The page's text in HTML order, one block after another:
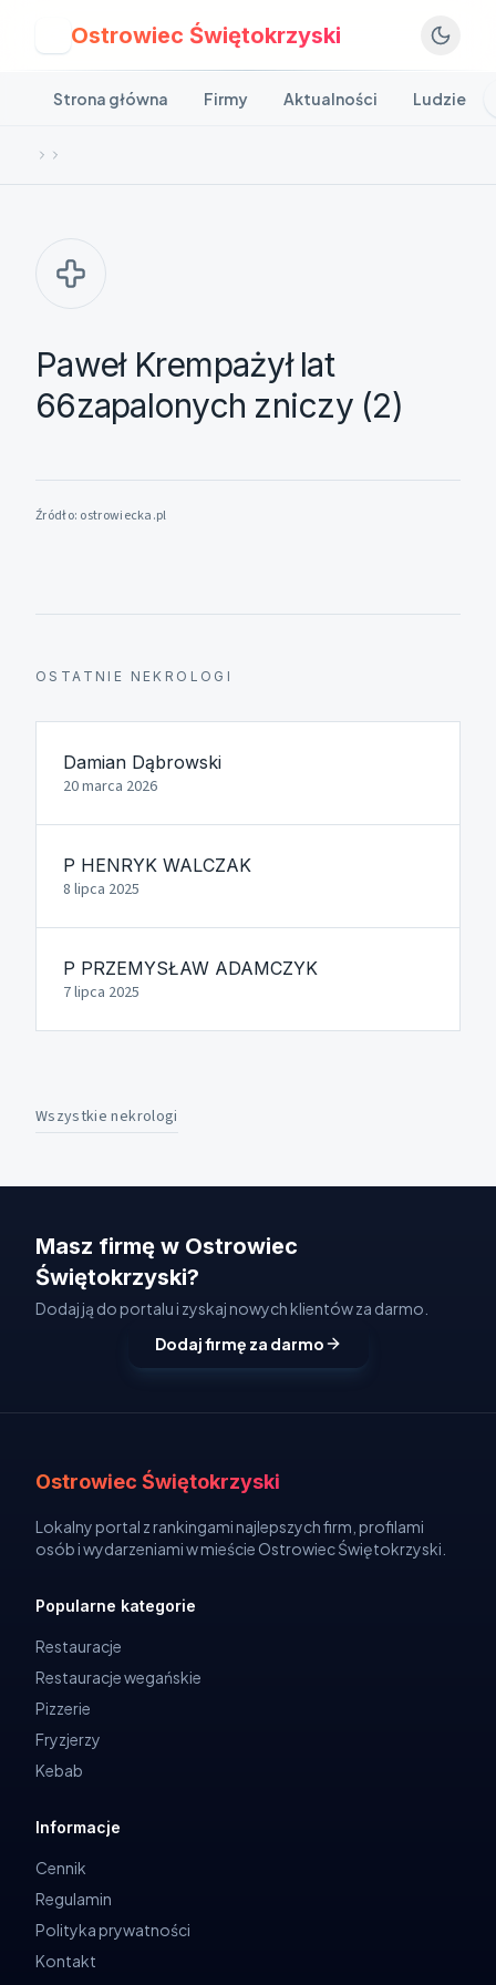
Ostrowiec Świętokrzyski
Strona główna Firmy Aktualności Ludzie
Paweł Krempażył lat
66zapalonych zniczy (2)
Źródło: ostrowiecka.pl
OSTATNIE NEKROLOGI
Damian Dąbrowski
20 marca 2026
P HENRYK WALCZAK
8 lipca 2025
P PRZEMYSŁAW ADAMCZYK
7 lipca 2025
Wszystkie nekrologi
Masz firmę w Ostrowiec
Świętokrzyski?
Dodaj ją do portalu i zyskaj nowych klientów za darmo.
Dodaj firmę za darmo
Ostrowiec Świętokrzyski
Lokalny portal z rankingami najlepszych firm, profilami
osób i wydarzeniami w mieście Ostrowiec Świętokrzyski.
Popularne kategorie
Restauracje
Restauracje wegańskie
Pizzerie
Fryzjerzy
Kebab
Informacje
Cennik
Regulamin
Polityka prywatności
Kontakt